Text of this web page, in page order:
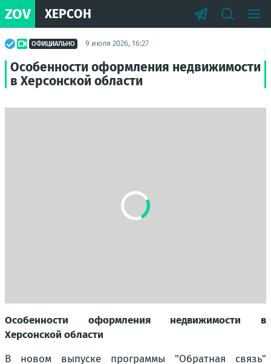
ZOV ХЕРСОН
ОФИЦИАЛЬНО 9 июля 2026, 16:27
Особенности оформления недвижимости
в Херсонской области
Особенности оформления недвижимости в
Херсонской области
В новом выпуске программы "Обратная связь"